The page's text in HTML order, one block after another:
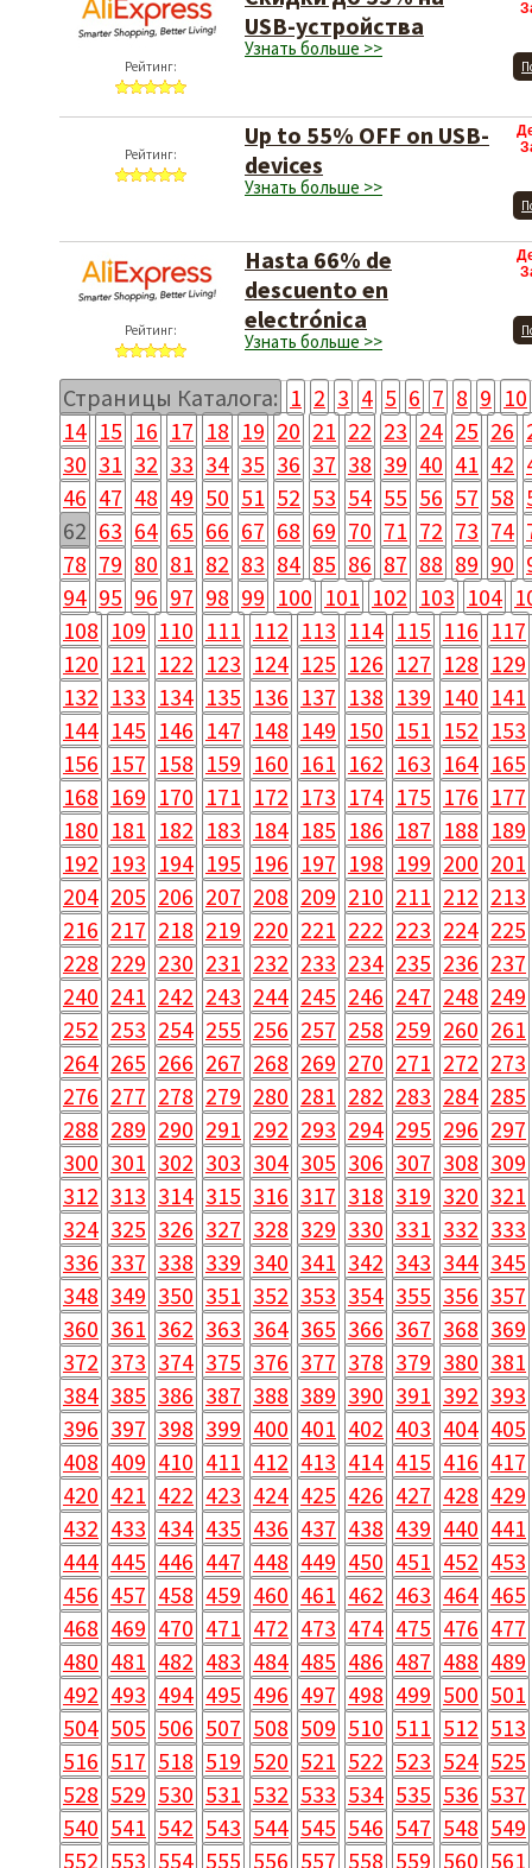
Рейтинг:
USB-устройства
Узнать больше >>
Рейтинг:
Up to 55% OFF on USB-
devices
Узнать больше >>
Рейтинг:
Hasta 66% de
descuento en
electrónica
Узнать больше >>
Страницы Каталога: 1 2 3 4 5 6 7 8 9 10
14 15 16 17 18 19 20 21 22 23 24 25 26
30 31 32 33 34 35 36 37 38 39 40 41 42
46 47 48 49 50 51 52 53 54 55 56 57 58
62 63 64 65 66 67 68 69 70 71 72 73 74
78 79 80 81 82 83 84 85 86 87 88 89 90
94 95 96 97 98 99 100 101 102 103 104
108 109 110 111 112 113 114 115 116 117
120 121 122 123 124 125 126 127 128 129
132 133 134 135 136 137 138 139 140 141
144 145 146 147 148 149 150 151 152 153
156 157 158 159 160 161 162 163 164 165
168 169 170 171 172 173 174 175 176 177
180 181 182 183 184 185 186 187 188 189
192 193 194 195 196 197 198 199 200 201
204 205 206 207 208 209 210 211 212 213
216 217 218 219 220 221 222 223 224 225
228 229 230 231 232 233 234 235 236 237
240 241 242 243 244 245 246 247 248 249
252 253 254 255 256 257 258 259 260 261
264 265 266 267 268 269 270 271 272 273
276 277 278 279 280 281 282 283 284 285
288 289 290 291 292 293 294 295 296 297
300 301 302 303 304 305 306 307 308 309
312 313 314 315 316 317 318 319 320 321
324 325 326 327 328 329 330 331 332 333
336 337 338 339 340 341 342 343 344 345
348 349 350 351 352 353 354 355 356 357
360 361 362 363 364 365 366 367 368 369
372 373 374 375 376 377 378 379 380 381
384 385 386 387 388 389 390 391 392 393
396 397 398 399 400 401 402 403 404 405
408 409 410 411 412 413 414 415 416 417
420 421 422 423 424 425 426 427 428 429
432 433 434 435 436 437 438 439 440 441
444 445 446 447 448 449 450 451 452 453
456 457 458 459 460 461 462 463 464 465
468 469 470 471 472 473 474 475 476 477
480 481 482 483 484 485 486 487 488 489
492 493 494 495 496 497 498 499 500 501
504 505 506 507 508 509 510 511 512 513
516 517 518 519 520 521 522 523 524 525
528 529 530 531 532 533 534 535 536 537
540 541 542 543 544 545 546 547 548 549
552 553 554 555 556 557 558 559 560 561